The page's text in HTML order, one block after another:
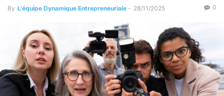
By L'équipe Dynamique Entrepreneuriale - 28/11/2025 0